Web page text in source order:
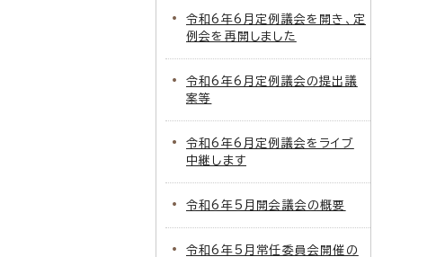
令和6年6月定例議会を開き、定
例会を再開しました
令和6年6月定例議会の提出議
案等
令和6年6月定例議会をライブ
中継します
令和6年5月開会議会の概要
令和6年5月常任委員会開催の